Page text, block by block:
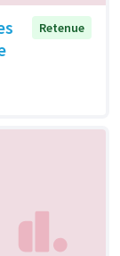
Retenue